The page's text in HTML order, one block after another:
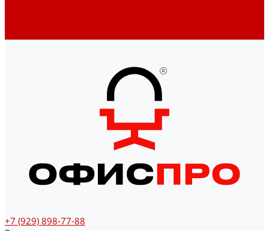
+7 (929) 898-77-88